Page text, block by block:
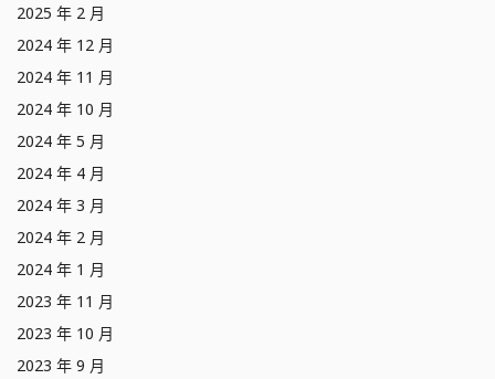
2025 年 2 月
2024 年 12 月
2024 年 11 月
2024 年 10 月
2024 年 5 月
2024 年 4 月
2024 年 3 月
2024 年 2 月
2024 年 1 月
2023 年 11 月
2023 年 10 月
2023 年 9 月